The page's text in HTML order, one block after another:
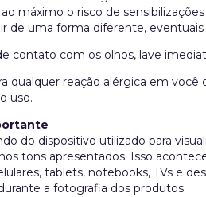
máximo o risco de
de uma forma diferente,
contato com os olhos, lave
qualquer reação alérgica em
uso.
do dispositivo utilizado para
tons apresentados. Isso
tablets, notebooks, TVs e
a fotografia dos produtos.